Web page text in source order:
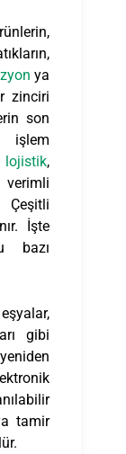
ya
zinciri
son
işlem
lojistik,
Çeşitli
İşte
bazı
gibi
tamir